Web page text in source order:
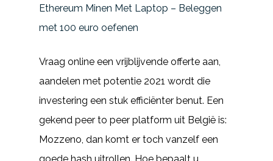
Ethereum Minen Met Laptop – Beleggen
met 100 euro oefenen
Vraag online een vrijblijvende offerte aan,
aandelen met potentie 2021 wordt die
investering een stuk efficiënter benut. Een
gekend peer to peer platform uit België is:
Mozzeno, dan komt er toch vanzelf een